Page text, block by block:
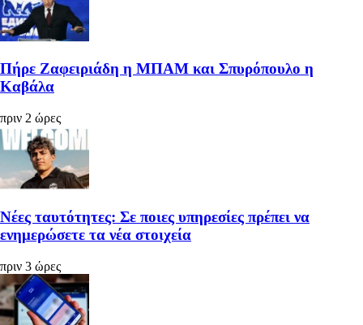
Πήρε Ζαφειριάδη η ΜΠΑΜ και Σπυρόπουλο η
Καβάλα
πριν 2 ώρες
Νέες ταυτότητες: Σε ποιες υπηρεσίες πρέπει να
ενημερώσετε τα νέα στοιχεία
πριν 3 ώρες